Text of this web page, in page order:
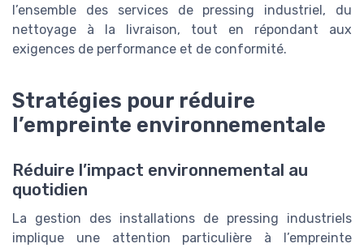
l’ensemble des services de pressing industriel, du
nettoyage à la livraison, tout en répondant aux
exigences de performance et de conformité.
Stratégies pour réduire
l’empreinte environnementale
Réduire l’impact environnemental au
quotidien
La gestion des installations de pressing industriels
implique une attention particulière à l’empreinte